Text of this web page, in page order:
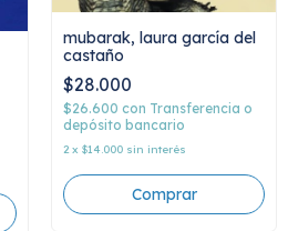
mubarak, laura garcía del
castaño
$28.000
$26.600 con Transferencia o
depósito bancario
2 x $14.000 sin interés